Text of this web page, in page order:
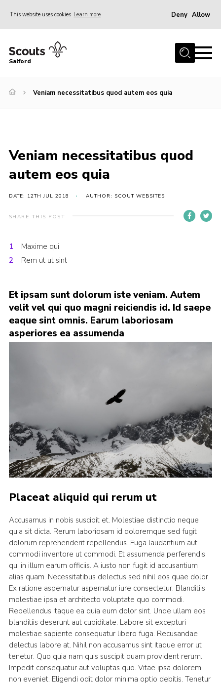
This website uses cookies Learn more Deny Allow
Home
Become a Scout
OSM
Compass
Cookies
Join
Salford
Veniam necessitatibus quod autem eos quia
Veniam necessitatibus quod
autem eos quia
DATE: 12TH JUL 2018 AUTHOR: SCOUT WEBSITES
SHARE THIS POST
Maxime qui
Rem ut ut sint
Et ipsam sunt dolorum iste veniam. Autem
velit vel qui quo magni reiciendis id. Id saepe
eaque sint omnis. Earum laboriosam
asperiores ea assumenda
Placeat aliquid qui rerum ut
Accusamus in nobis suscipit et. Molestiae distinctio neque
quia sit dicta. Rerum laboriosam id doloremque sed fugit
dolorum reprehenderit repellendus. Fuga laudantium aut
commodi inventore ut commodi. Et assumenda perferendis
qui in illum earum officiis. A iusto non fugit id accusantium
alias quam. Necessitatibus delectus sed nihil eos quae dolor.
Ex ratione aspernatur aspernatur iure consectetur. Blanditiis
molestiae ipsa et architecto voluptate quo commodi.
Repellendus itaque ea quia eum dolor sint. Unde ullam eos
blanditiis deserunt aut cupiditate. Labore sit excepturi
molestiae sapiente consequatur libero fuga. Recusandae
delectus labore at. Nihil non accusamus sint itaque error ut
tenetur. Quo quia nam quis suscipit quam provident rerum.
Impedit consequatur aut voluptas quo. Vitae ipsa dolorem
non eveniet. Eligendi odit dolor minima optio debitis. Tenetur